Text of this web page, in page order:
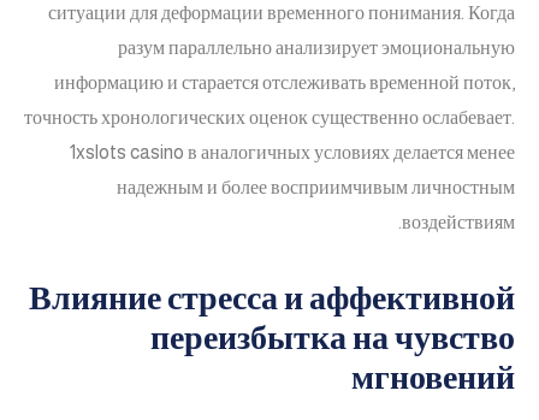
ситуации для деформации временного понимания. Когда
разум параллельно анализирует эмоциональную
информацию и старается отслеживать временной поток,
точность хронологических оценок существенно ослабевает.
1xslots casino в аналогичных условиях делается менее
надежным и более восприимчивым личностным
воздействиям.
Влияние стресса и аффективной
переизбытка на чувство
мгновений